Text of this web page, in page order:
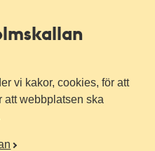
vi kakor, cookies, för att
att webbplatsen ska